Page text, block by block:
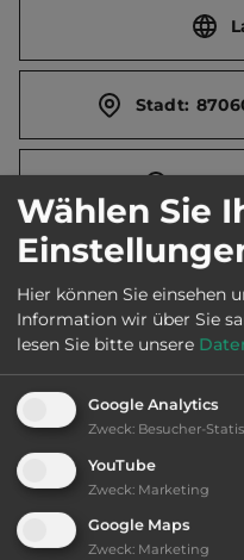
Stadt:
E-Mail:
Ausstattung
Wählen Sie
Hier können Sie einsehen
Information wir über Sie
lesen Sie bitte unsere
Google Analytics
Zweck: Besucher-
YouTube
Zweck: Marketing
Google Maps
Zweck: Marketing